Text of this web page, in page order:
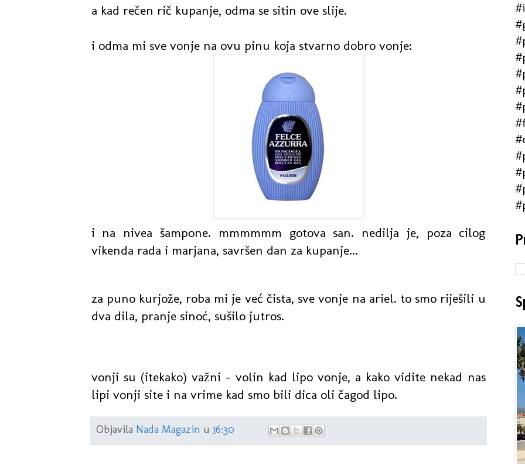
a kad rečen rič kupanje, odma se sitin ove slije.
i odma mi sve vonje na ovu pinu koja stvarno dobro vonje:
i na nivea šampone. mmmmmm gotova san. nedilja je, poza cilog
vikenda rada i marjana, savršen dan za kupanje...
za puno kurjože, roba mi je već čista, sve vonje na ariel. to smo riješili u
dva dila, pranje sinoć, sušilo jutros.
vonji su (itekako) važni - volin kad lipo vonje, a kako vidite nekad nas
lipi vonji site i na vrime kad smo bili dica oli čagod lipo.
Objavila Nada Magazin u 16:30